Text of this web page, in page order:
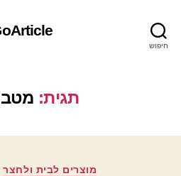
חיפוש
תגית:
מוצרים לבית ולחצר